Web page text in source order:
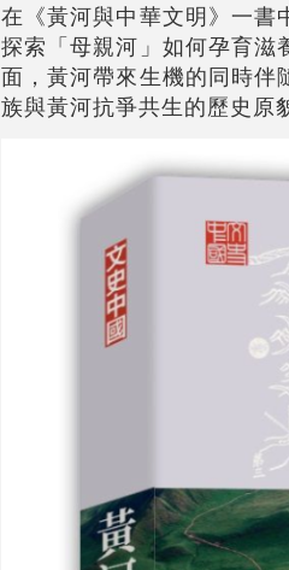
在《黃河與中華文明》一書
探索「母親河」如何孕育滋
面，黃河帶來生機的同時伴
族與黃河抗爭共生的歷史原